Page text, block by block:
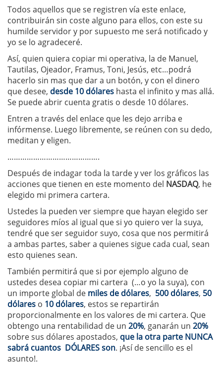
Todos aquellos que se registren vía este enlace,
contribuirán sin coste alguno para ellos, con este su
humilde servidor y por supuesto me será notificado y
yo se lo agradeceré.
Así, quien quiera copiar mi operativa, la de Manuel,
Tautilas, Ojeador, Framus, Toni, Jesús, etc…podrá
hacerlo sin mas que dar a un botón, y con el dinero
que desee, desde 10 dólares hasta el infinito y mas allá.
Se puede abrir cuenta gratis o desde 10 dólares.
Entren a través del enlace que les dejo arriba e
infórmense. Luego libremente, se reúnen con su dedo,
meditan y eligen.
…………………………………….
Después de indagar toda la tarde y ver los gráficos las
acciones que tienen en este momento del NASDAQ, he
elegido mi primera cartera.
Ustedes la pueden ver siempre que hayan elegido ser
seguidores míos al igual que si yo quiero ver la suya,
tendré que ser seguidor suyo, cosa que nos permitirá
a ambas partes, saber a quienes sigue cada cual, sean
esto quienes sean.
También permitirá que si por ejemplo alguno de
ustedes desea copiar mi cartera (…o yo la suya), con
un importe global de miles de dólares, 500 dólares, 50
dólares o 10 dólares, estos se repartirán
proporcionalmente en los valores de mi cartera. Que
obtengo una rentabilidad de un 20%, ganarán un 20%
sobre sus dólares apostados, que la otra parte NUNCA
sabrá cuantos DÓLARES son. ¡Así de sencillo es el
asunto!.